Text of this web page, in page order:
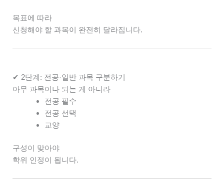
목표에 따라
신청해야 할 과목이 완전히 달라집니다.
✔ 2단계: 전공·일반 과목 구분하기
아무 과목이나 되는 게 아니라
전공 필수
전공 선택
교양
구성이 맞아야
학위 인정이 됩니다.